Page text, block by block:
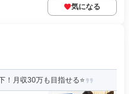
気になる
月収30万も目指せる⭐